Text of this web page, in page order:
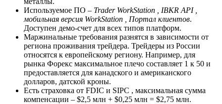
Используемое ПО – Trader WorkStation , IBKR API ,
мобильная версия WorkStation , Портал клиентов.
Доступен демо-счет для всех типов платформ.
Маржинальные требования разнятся в зависимости от
региона проживания трейдера. Трейдеры из России
относятся к европейскому региону. Например, для
рынка Форекс максимальное плечо составляет 1 к 50 и
предоставляется для канадского и американского
долларов, датской кроны.
Есть страховка от FDIC и SIPC , максимальная сумма
компенсации – $2,5 млн + $0,25 млн = $2,75 млн.